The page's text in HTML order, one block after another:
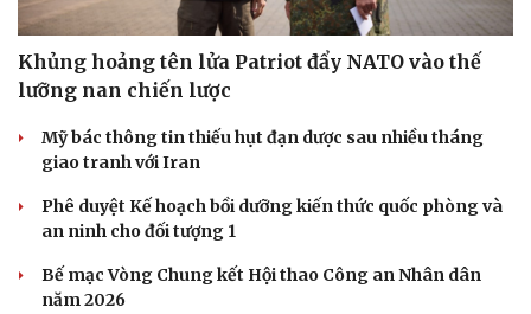
Cây thuốc
Sản phụ khoa
Nhi khoa
Nam khoa
Phòng mạch online
Ăn sạch sống khỏe
Blog
Tình yêu - Gia đình
Khủng hoảng tên lửa Patriot đẩy NATO vào thế
lưỡng nan chiến lược
Mỹ bác thông tin thiếu hụt đạn dược sau nhiều tháng
giao tranh với Iran
Phê duyệt Kế hoạch bồi dưỡng kiến thức quốc phòng và
an ninh cho đối tượng 1
Bế mạc Vòng Chung kết Hội thao Công an Nhân dân
năm 2026